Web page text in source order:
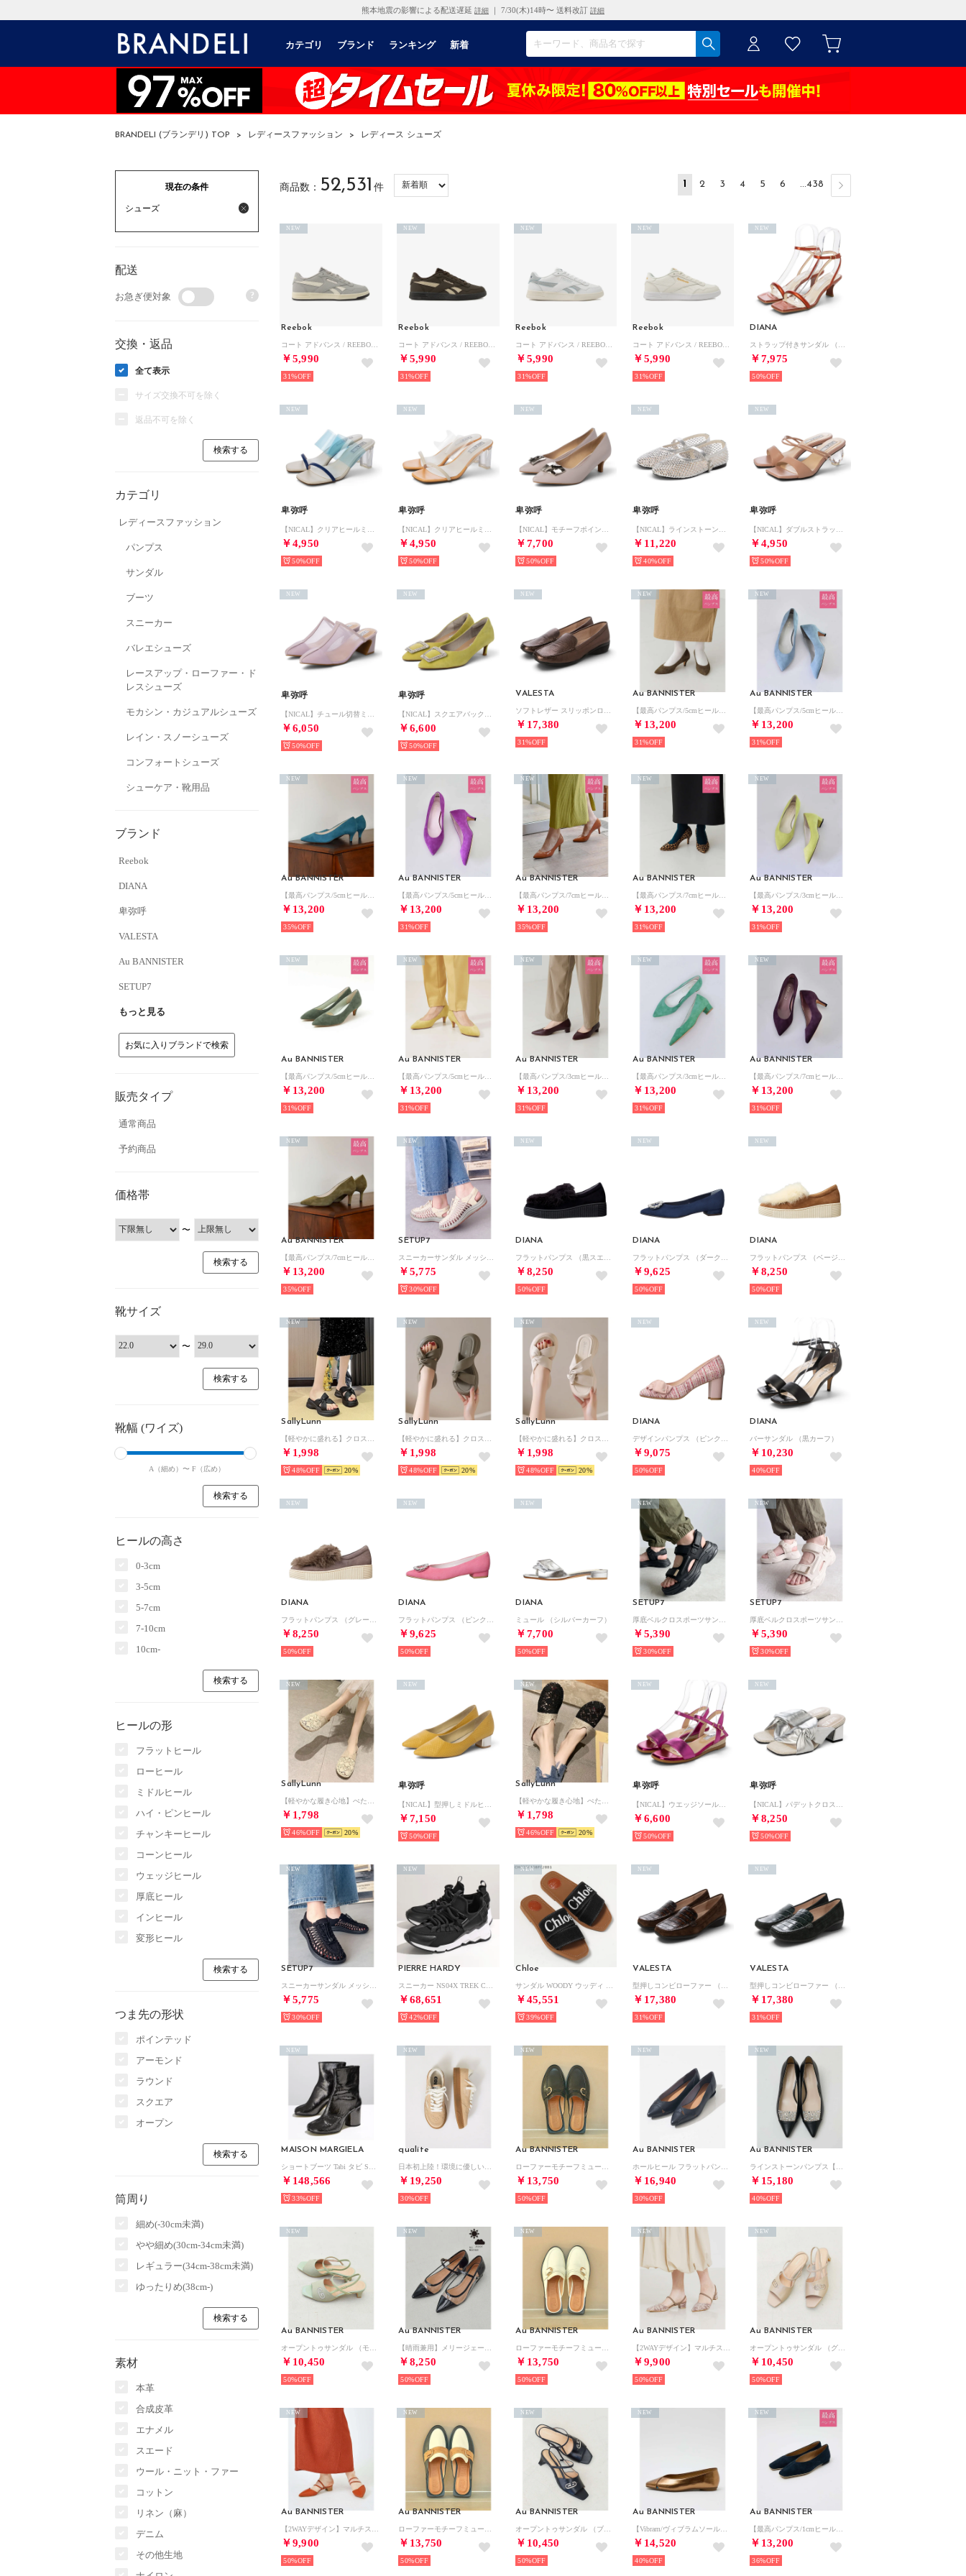
熊本地震の影響による配送遅延 詳細 ｜ 7/30(木)14時〜 送料改訂 詳細
カテゴリ ブランド ランキング 新着
BRANDELI (ブランデリ) TOP > レディースファッション > レディース シューズ
現在の条件
シューズ
配送
お急ぎ便対象 ?
交換・返品
全て表示
サイズ交換不可を除く
返品不可を除く
カテゴリ
レディースファッション
パンプス
サンダル
ブーツ
スニーカー
バレエシューズ
レースアップ・ローファー・ド
レスシューズ
モカシン・カジュアルシューズ
レイン・スノーシューズ
コンフォートシューズ
シューケア・靴用品
ブランド
Reebok
DIANA
卑弥呼
VALESTA
Au BANNISTER
SETUP7
もっと見る
お気に入りブランドで検索
販売タイプ
通常商品
予約商品
価格帯
〜
靴サイズ
〜
靴幅 (ワイズ)
A（細め）〜 F（広め）
ヒールの高さ
0-3cm
3-5cm
5-7cm
7-10cm
10cm-
ヒールの形
フラットヒール
ローヒール
ミドルヒール
ハイ・ピンヒール
チャンキーヒール
コーンヒール
ウェッジヒール
厚底ヒール
インヒール
変形ヒール
つま先の形状
ポインテッド
アーモンド
ラウンド
スクエア
オープン
筒周り
細め(-30cm未満)
やや細め(30cm-34cm未満)
レギュラー(34cm-38cm未満)
ゆったりめ(38cm-)
素材
本革
合成皮革
エナメル
スエード
ウール・ニット・ファー
コットン
リネン（麻）
デニム
その他生地
商品数： 52,531 件 1 2 3 4 5 6 ...438
Reebok
￥5,990
NEW
31%
Reebok
￥5,990
NEW
31%
Reebok
￥5,990
NEW
31%
Reebok
￥5,990
NEW
31%
DIANA
￥7,975
NEW
50%
卑弥呼
￥4,950
NEW
50%
卑弥呼
￥4,950
NEW
50%
卑弥呼
￥7,700
NEW
50%
卑弥呼
￥11,220
NEW
40%
卑弥呼
￥4,950
NEW
50%
卑弥呼
￥6,050
NEW
50%
卑弥呼
￥6,600
NEW
50%
VALESTA
￥17,380
NEW
31%
Au BANNISTER
￥13,200
NEW
31%
Au BANNISTER
￥13,200
NEW
31%
Au BANNISTER
￥13,200
NEW
35%
Au BANNISTER
￥13,200
NEW
31%
Au BANNISTER
￥13,200
NEW
35%
Au BANNISTER
￥13,200
NEW
31%
Au BANNISTER
￥13,200
NEW
31%
Au BANNISTER
￥13,200
NEW
31%
Au BANNISTER
￥13,200
NEW
31%
Au BANNISTER
￥13,200
NEW
31%
Au BANNISTER
￥13,200
NEW
31%
Au BANNISTER
￥13,200
NEW
31%
Au BANNISTER
￥13,200
NEW
35%
SETUP7
￥5,775
NEW
30%
DIANA
￥8,250
NEW
50%
DIANA
￥9,625
NEW
50%
DIANA
￥8,250
NEW
50%
SallyLunn
￥1,998
NEW
48% 20
SallyLunn
￥1,998
NEW
48% 20
SallyLunn
￥1,998
NEW
48% 20
DIANA
￥9,075
NEW
50%
DIANA
バーサンダル （黒カーフ）
￥10,230
NEW
40%
DIANA
￥8,250
NEW
50%
DIANA
￥9,625
NEW
50%
DIANA
ミュール （シルバーカーフ）
￥7,700
NEW
50%
SETUP7
￥5,390
NEW
30%
SETUP7
￥5,390
NEW
30%
SallyLunn
￥1,798
NEW
46% 20
卑弥呼
￥7,150
NEW
50%
SallyLunn
￥1,798
NEW
46% 20
卑弥呼
￥6,600
NEW
50%
卑弥呼
￥8,250
NEW
50%
SETUP7
￥5,775
NEW
30%
PIERRE HARDY
￥68,651
NEW
42%
Chloe
￥45,551
NEW
39%
VALESTA
￥17,380
NEW
31%
VALESTA
￥17,380
NEW
31%
MAISON MARGIELA
￥148,566
NEW
33%
qualite
￥19,250
NEW
30%
Au BANNISTER
￥13,750
NEW
50%
Au BANNISTER
￥16,940
NEW
30%
Au BANNISTER
￥15,180
NEW
40%
Au BANNISTER
￥10,450
NEW
50%
Au BANNISTER
￥8,250
NEW
50%
Au BANNISTER
￥13,750
NEW
50%
Au BANNISTER
￥9,900
NEW
50%
Au BANNISTER
￥10,450
NEW
50%
Au BANNISTER
￥9,900
NEW
50%
Au BANNISTER
￥13,750
NEW
50%
Au BANNISTER
￥10,450
NEW
50%
Au BANNISTER
￥14,520
NEW
40%
Au BANNISTER
￥13,200
NEW
36%